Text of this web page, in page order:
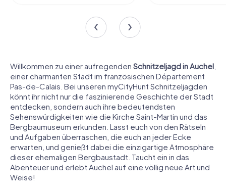
Willkommen zu einer aufregenden Schnitzeljagd in Auchel
einer charmanten Stadt im französischen Département
Pas-de-Calais. Bei unseren myCityHunt Schnitzeljagden
könnt ihr nicht nur die faszinierende Geschichte der Stadt
entdecken, sondern auch ihre bedeutendsten
Sehenswürdigkeiten wie die Kirche Saint-Martin und das
Bergbaumuseum erkunden. Lasst euch von den Rätseln
und Aufgaben überraschen, die euch an jeder Ecke
erwarten, und genießt dabei die einzigartige Atmosphäre
dieser ehemaligen Bergbaustadt. Taucht ein in das
Abenteuer und erlebt Auchel auf eine völlig neue Art und
Weise!